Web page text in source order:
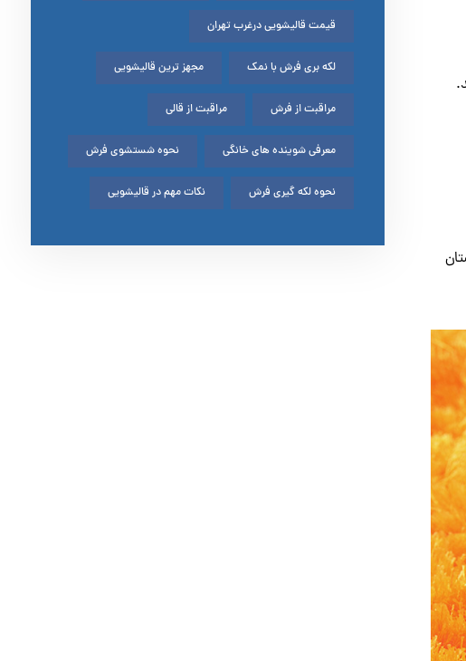
قیمت قالیشویی درغرب تهران
لکه بری فرش با نمک مجهز ترین قالیشویی
مراقبت از فرش مراقبت از قالی
معرفی شوینده های خانگی نحوه شستشوی فرش
نحوه لکه گیری فرش نکات مهم در قالیشویی